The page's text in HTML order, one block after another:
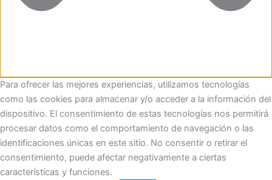
Para ofrecer las mejores experiencias, utilizamos tecnologías
como las cookies para almacenar y/o acceder a la información del
dispositivo. El consentimiento de estas tecnologías nos permitirá
procesar datos como el comportamiento de navegación o las
identificaciones únicas en este sitio. No consentir o retirar el
consentimiento, puede afectar negativamente a ciertas
características y funciones.